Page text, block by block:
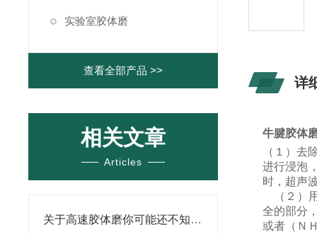
实验室胶体磨
查看全部产品 >>
相关文章
Articles
关于高速胶体磨你可能还不知道！
详
牛腱胶体
（１）去
进行浸泡
时，超
（２）
全的部分
或者（Ｎ